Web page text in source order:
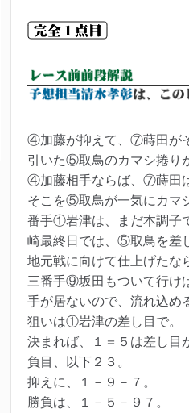
④加藤が抑えて、⑦蒔田が
引いた⑤取鳥のカマシ捲り
④加藤相手ならば、⑦蒔田
そこを⑤取鳥が一気にカマ
番手①岩津は、まだ本調子
崎最終日では、⑤取鳥を差
地元戦に向けて仕上げたな
三番手⑨坂田もついて行け
手が居ないので、流れ込め
狙いは①岩津の差し目で。
決まれば、１＝５は差し目
負目、以下２３。
抑えに、１－９－７。
勝負は、１－５－９７。